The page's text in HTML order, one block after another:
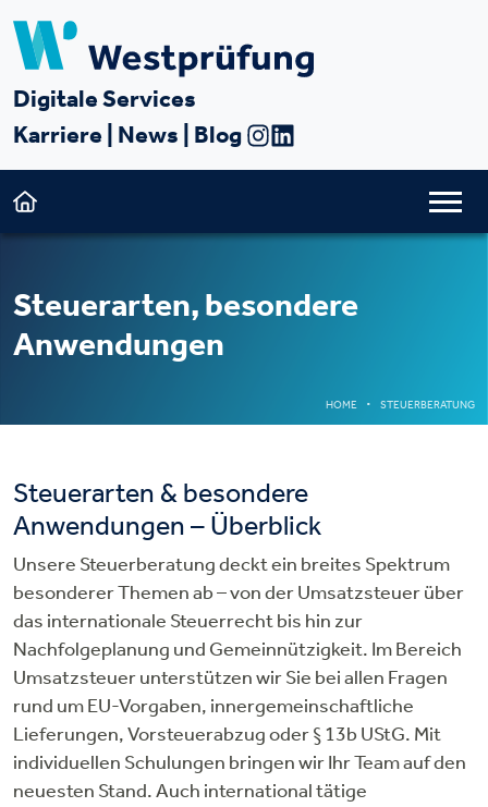
Digitale Services
Karriere News Blog
Steuerarten, besondere
Anwendungen
HOME STEUERBERATUNG
Steuerarten & besondere
Anwendungen – Überblick
Unsere Steuerberatung deckt ein breites Spektrum
besonderer Themen ab – von der Umsatzsteuer über
das internationale Steuerrecht bis hin zur
Nachfolgeplanung und Gemeinnützigkeit. Im Bereich
Umsatzsteuer unterstützen wir Sie bei allen Fragen
rund um EU-Vorgaben, innergemeinschaftliche
Lieferungen, Vorsteuerabzug oder § 13b UStG. Mit
individuellen Schulungen bringen wir Ihr Team auf den
neuesten Stand. Auch international tätige